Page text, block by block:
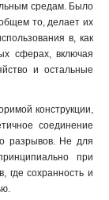
средам. Было
то, делает их
в, как
сферах, включая
и остальные
конструкции,
соединение
разрывов. Не для
при
где сохранность и
.